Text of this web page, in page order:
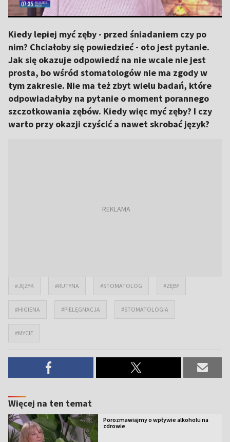
Kiedy lepiej myć zęby - przed śniadaniem czy po
nim? Chciałoby się powiedzieć - oto jest pytanie.
Jak się okazuje odpowiedź na nie wcale nie jest
prosta, bo wśród stomatologów nie ma zgody w
tym zakresie. Nie ma też zbyt wielu badań, które
odpowiadałyby na pytanie o moment porannego
szczotkowania zębów. Kiedy więc myć zęby? I czy
warto przy okazji czyścić a nawet skrobać język?
#JĘZYK #RUTYNA #STOMATOLOG #ZĘBY
#HIGIENA #PIELĘGNACJA #STOMATOLOGIA
#MYCIE
Więcej na ten temat
Porozmawiajmy o wpływie alkoholu na
zdrowie